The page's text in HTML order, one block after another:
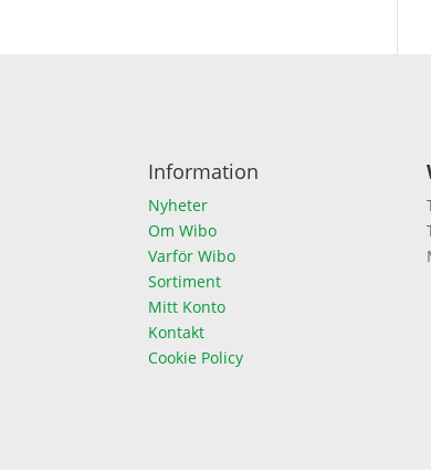
Information
Nyheter
Om Wibo
Varför Wibo
Sortiment
Mitt Konto
Kontakt
Cookie Policy